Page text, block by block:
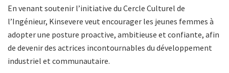
En venant soutenir l’initiative du Cercle Culturel de
l’Ingénieur, Kinsevere veut encourager les jeunes femmes à
adopter une posture proactive, ambitieuse et confiante, afin
de devenir des actrices incontournables du développement
industriel et communautaire.